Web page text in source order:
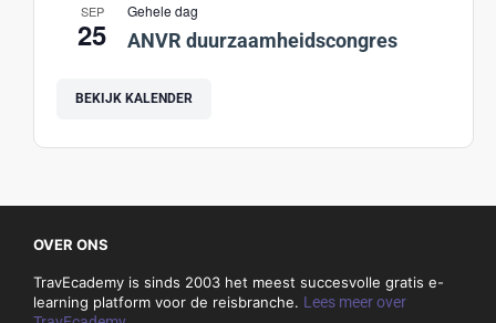
SEP
25
Gehele dag
ANVR duurzaamheidscongres
BEKIJK KALENDER
OVER ONS
TravEcademy is sinds 2003 het meest succesvolle gratis e-
learning platform voor de reisbranche. Lees meer over